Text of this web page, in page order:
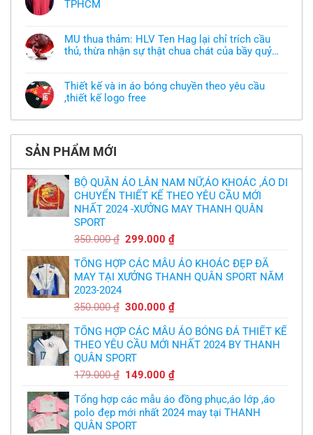
ở
áo
thun
đồng
chưa
có
mẫu
thì
làm
TPHCM
bình
luận
ở
Xưởng
khoác
theo
yêu
thiết
tại
TPHCM
MU thua thảm: HLV Ten Hag lại chỉ trích cầu
thủ, thừa nhận sự thật chua chát của bầy quỷ
bình
luận
ở
MU
thảm:
Hag
lại
trích
cầu
thủ,
thừa
nhận
sự
thật
chát
bầy
quỷ
nhỏ
Thiết kế và in áo bóng chuyền theo yêu cầu
,thiết kế logo free
có
luận
Thiết
và
in
áo
bóng
chuyền
theo
yêu
,thiết
free
SẢN PHẨM MỚI
BỘ QUẦN ÁO LÂN NAM NỮ,ÁO KHOÁC ,ÁO DI
CHUYỂN THIẾT KẾ THEO YÊU CẦU MỚI
NHẤT 2024 -XƯỞNG MAY THANH QUÂN
SPORT
350.000₫ Giá
là:
350.000 ₫.
299.000₫Giá
tại
là:
TỔNG HỢP CÁC MẪU ÁO KHOÁC ĐẸP ĐÃ
MAY TẠI XƯỞNG THANH QUÂN SPORT NĂM
2023-2024
350.000₫ Giá
là:
350.000 ₫.
300.000₫Giá
tại
là:
TỔNG HỢP CÁC MẪU ÁO BÓNG ĐÁ THIẾT KẾ
THEO YÊU CẦU MỚI NHẤT 2024 BY THANH
QUÂN SPORT
179.000₫ Giá
là:
179.000 ₫.
149.000₫Giá
tại
là:
Tổng hợp các mẫu áo đồng phục,áo lớp ,áo
polo đẹp mới nhất 2024 may tại THANH
QUÂN SPORT